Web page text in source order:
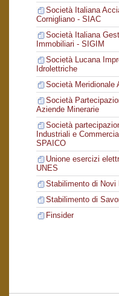
Società Italiana
Cornigliano - SIAC
Società Italiana
Immobiliari - SIGIM
Società Lucana
Idrolettriche
Società Meridionale
Società
Aziende Minerarie
Società
Industriali e
SPAICO
Unione esercizi
UNES
Stabilimento di Novi
Stabilimento di
Finsider